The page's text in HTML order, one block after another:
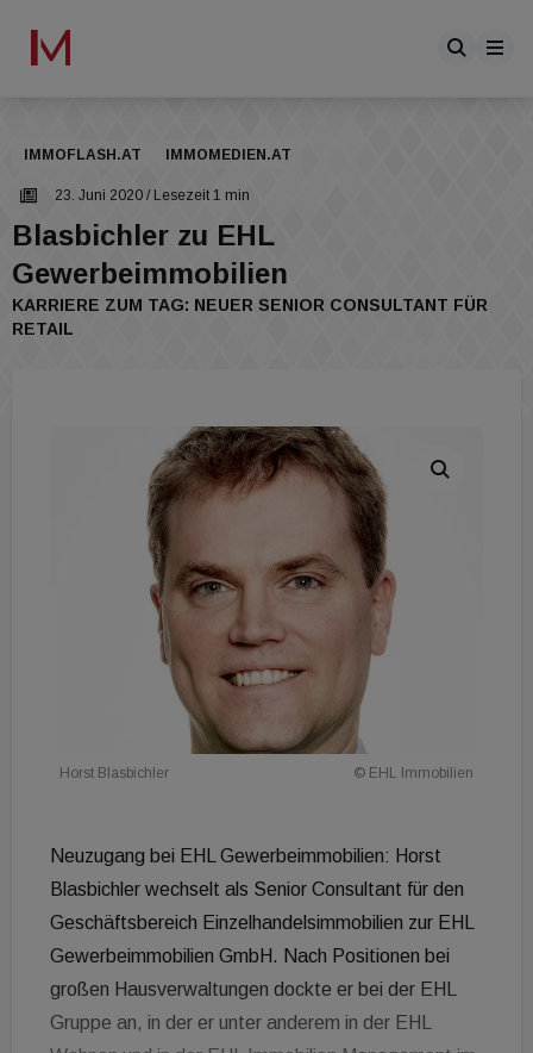
IMMOFLASH.AT IMMOMEDIEN.AT
23. Juni 2020 / Lesezeit 1 min
Blasbichler zu EHL
Gewerbeimmobilien
KARRIERE ZUM TAG: NEUER SENIOR CONSULTANT FÜR
RETAIL
Horst Blasbichler © EHL Immobilien
Neuzugang bei EHL Gewerbeimmobilien: Horst
Blasbichler wechselt als Senior Consultant für den
Geschäftsbereich Einzelhandelsimmobilien zur EHL
Gewerbeimmobilien GmbH. Nach Positionen bei
großen Hausverwaltungen dockte er bei der EHL
Gruppe an, in der er unter anderem in der EHL